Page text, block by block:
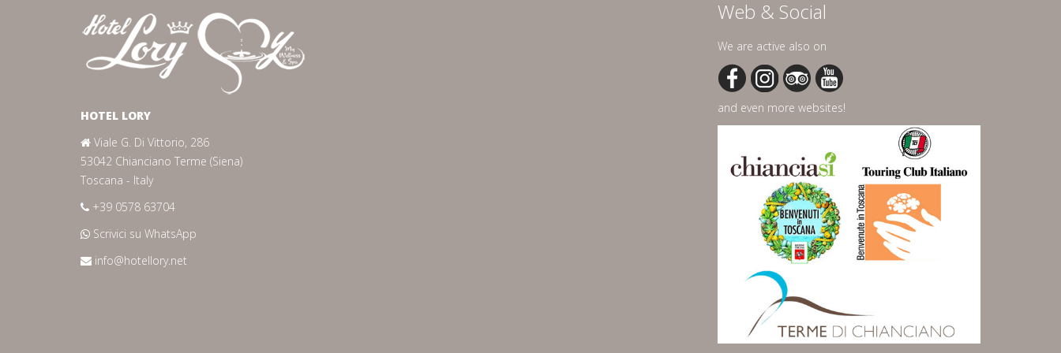
HOTEL LORY
Viale G. Di Vittorio, 286
53042 Chianciano Terme (Siena)
Toscana - Italy
+39 0578 63704
Scrivici su WhatsApp
info@hotellory.net
Web & Social
We are active also on
and even more websites!